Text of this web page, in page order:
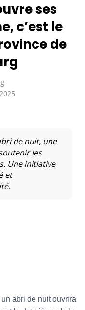
ses
c’est le
de
de nuit, une
les
Une initiative
et
abri de nuit ouvrira